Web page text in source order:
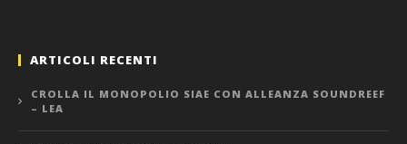
ARTICOLI RECENTI
CROLLA IL MONOPOLIO SIAE CON ALLEANZA SOUNDREEF
– LEA